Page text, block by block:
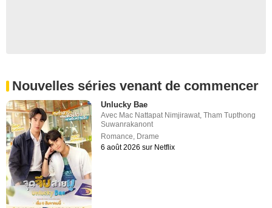
Nouvelles séries venant de commencer
Unlucky Bae
Avec Mac Nattapat Nimjirawat,Tham Tupthong
Suwanrakanont
Romance, Drame
6 août 2026 sur Netflix